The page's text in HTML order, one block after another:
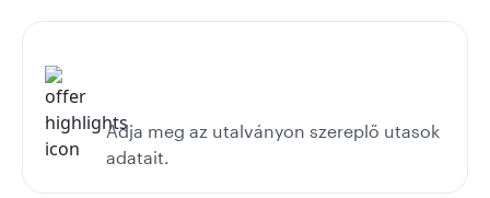
Adja meg az utalványon szereplő utasok
adatait.